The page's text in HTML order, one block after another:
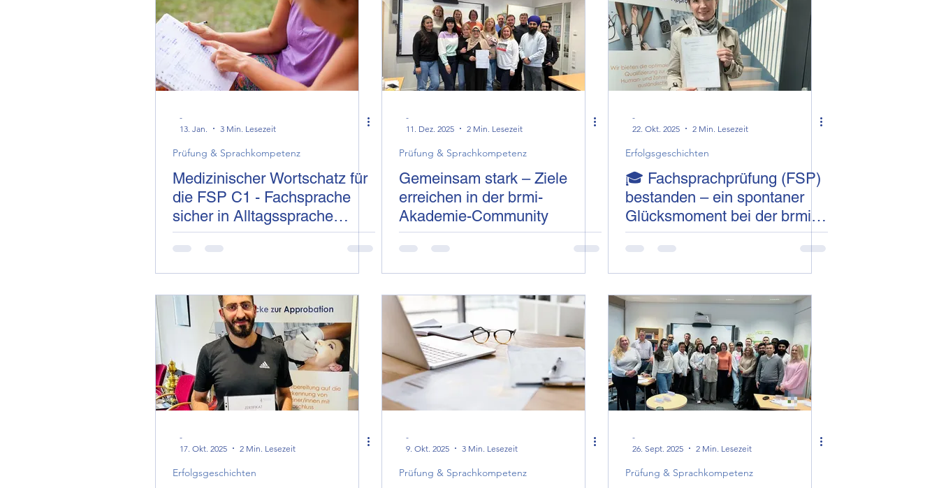
-
13. Jan.
3 Min. Lesezeit
Prüfung & Sprachkompetenz
Medizinischer Wortschatz für
die FSP C1 - Fachsprache
sicher in Alltagssprache
übertragen
-
11. Dez. 2025
2 Min. Lesezeit
Prüfung & Sprachkompetenz
Gemeinsam stark – Ziele
erreichen in der brmi-
Akademie-Community
-
22. Okt. 2025
2 Min. Lesezeit
Erfolgsgeschichten
🎓 Fachsprachprüfung (FSP)
bestanden – ein spontaner
Glücksmoment bei der brmi-
Akademie
-
17. Okt. 2025
2 Min. Lesezeit
Erfolgsgeschichten
-
9. Okt. 2025
3 Min. Lesezeit
Prüfung & Sprachkompetenz
-
26. Sept. 2025
2 Min. Lesezeit
Prüfung & Sprachkompetenz